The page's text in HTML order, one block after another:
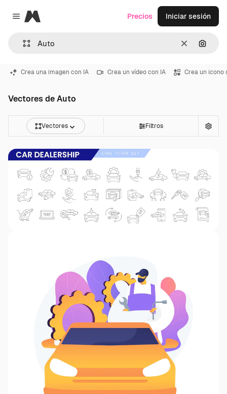
Close menu
Magnific
Borrar
Precios Iniciar sesión
Crea una imagen con IA Crea un vídeo con IA Crea un icono
Vectores de Auto
Vectores Filtros